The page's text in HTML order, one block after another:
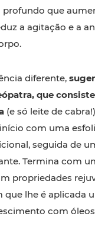
que
a agitação e a
diferente,
que
(e só leite de
com uma
seguida de
Termina com
propriedades
que lhe é aplicada
com